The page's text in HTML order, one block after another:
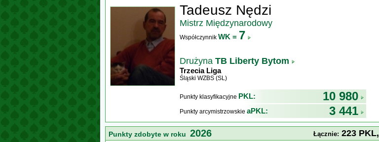
Tadeusz Nędzi
Mistrz Międzynarodowy
Współczynnik WK = 7
Drużyna TB Liberty Bytom
Trzecia Liga
Śląski WZBS (SL)
Punkty klasyfikacyjne PKL: 10 980
Punkty arcymistrzowskie aPKL: 3 441
Punkty zdobyte w roku 2026 Łącznie: 223 PKL,